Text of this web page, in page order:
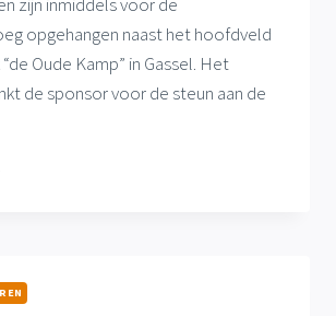
opgehangen naast het hoofdveld
Oude Kamp” in Gassel. Het
de sponsor voor de steun aan de